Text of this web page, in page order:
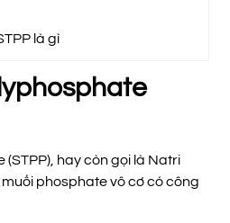
là gì
hay còn gọi là Natri
phosphate vô cơ có công